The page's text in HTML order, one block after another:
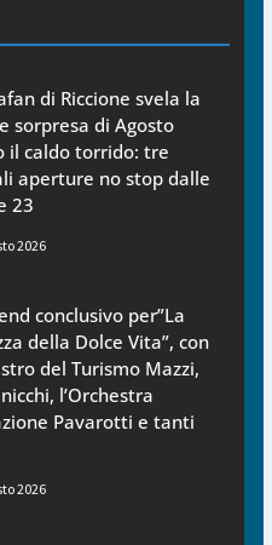
di Riccione svela la
sorpresa di Agosto
il caldo torrido: tre
aperture no stop dalle
23
2026
conclusivo per”La
della Dolce Vita”, con
del Turismo Mazzi,
l’Orchestra
Pavarotti e tanti
2026